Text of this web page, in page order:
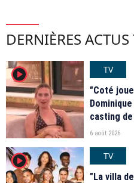
DERNIÈRES ACTUS
player2
TV
"Coté
casting
6 août 2026
player2
TV
"La villa